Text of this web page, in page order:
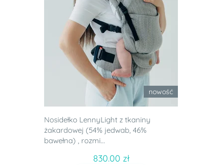
nowość
Nosidełko LennyLight z tkaniny
żakardowej (54% jedwab, 46%
bawełna) , rozmi...
830.00 zł